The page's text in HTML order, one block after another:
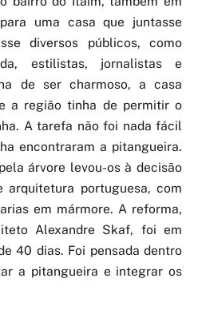
bairro do Itaim, também em
uma casa que juntasse
diversos públicos, como
estilistas, jornalistas e
de ser charmoso, a casa
a região tinha de permitir o
A tarefa não foi nada fácil
encontraram a pitangueira.
árvore levou-os à decisão
arquitetura portuguesa, com
em mármore. A reforma,
Alexandre Skaf, foi em
40 dias. Foi pensada dentro
a pitangueira e integrar os